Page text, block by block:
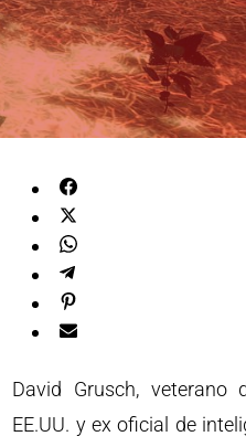
David Grusch, veterano
EE.UU. y ex oficial de